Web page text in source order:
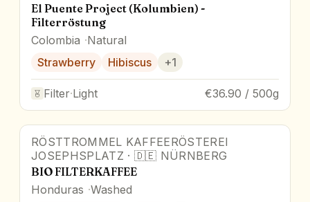
El Puente Project (Kolumbien) -
Filterröstung
Colombia Natural
Strawberry
Hibiscus +1
Filter·Light €36.90 / 500g
RÖSTTROMMEL KAFFEERÖSTEREI
JOSEPHSPLATZ · 🇩🇪 NÜRNBERG
BIO FILTERKAFFEE
Honduras Washed